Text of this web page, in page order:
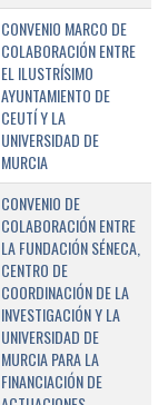
CONVENIO MARCO DE
COLABORACIÓN ENTRE
EL ILUSTRÍSIMO
AYUNTAMIENTO DE
CEUTÍ Y LA
UNIVERSIDAD DE
MURCIA
CONVENIO DE
COLABORACIÓN ENTRE
LA FUNDACIÓN SÉNECA,
CENTRO DE
COORDINACIÓN DE LA
INVESTIGACIÓN Y LA
UNIVERSIDAD DE
MURCIA PARA LA
FINANCIACIÓN DE